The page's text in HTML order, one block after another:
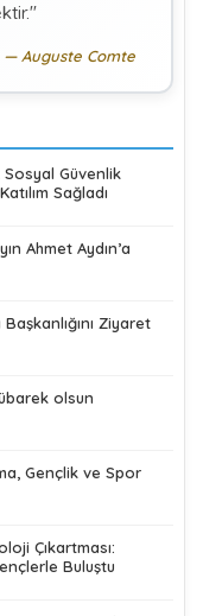
Auguste Comte
Güvenlik
Sağladı
Ahmet Aydın’a
Ziyaret
olsun
Gençlik ve Spor
Çıkartması:
Buluştu